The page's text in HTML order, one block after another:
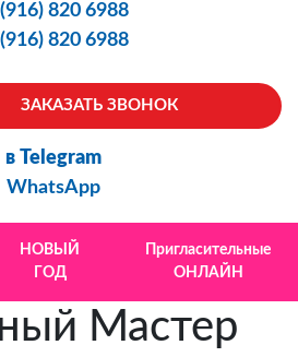
820 6988
820 6988
ЗАКАЗАТЬ ЗВОНОК
в Telegram
WhatsApp
НОВЫЙ
ГОД
Пригласительные
ОНЛАЙН
Мастер